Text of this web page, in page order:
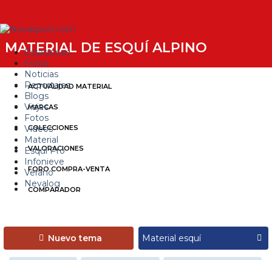
Estaciones
Foros
Noticias
Reportajes
Blogs
Viajes
Fotos
Videos
Material
Esquí Pro
Infonieve
Verano
Nevalog
MATERIAL DE ESQUÍ ALPINO
ACTUALIDAD MATERIAL
MARCAS
COLECCIONES
VALORACIONES
FORO COMPRA-VENTA
COMPARADOR
Nuevo tema